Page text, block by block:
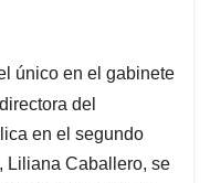
único en el gabinete
del
en el segundo
Liliana Caballero, se